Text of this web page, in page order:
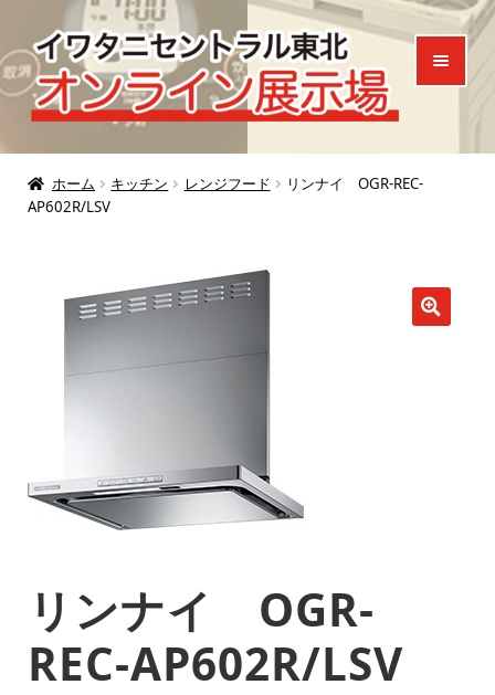
ナ
ビ
ゲ
ー
シ
ョ
ン
コ
ン
テ
ン
ツ
へ
ス
ホーム
お知らせ
お問い合わせ
ホーム キッチン レンジフード
リンナイ OGR-REC-
AP602R/LSV
リンナイ OGR-
REC-AP602R/LSV